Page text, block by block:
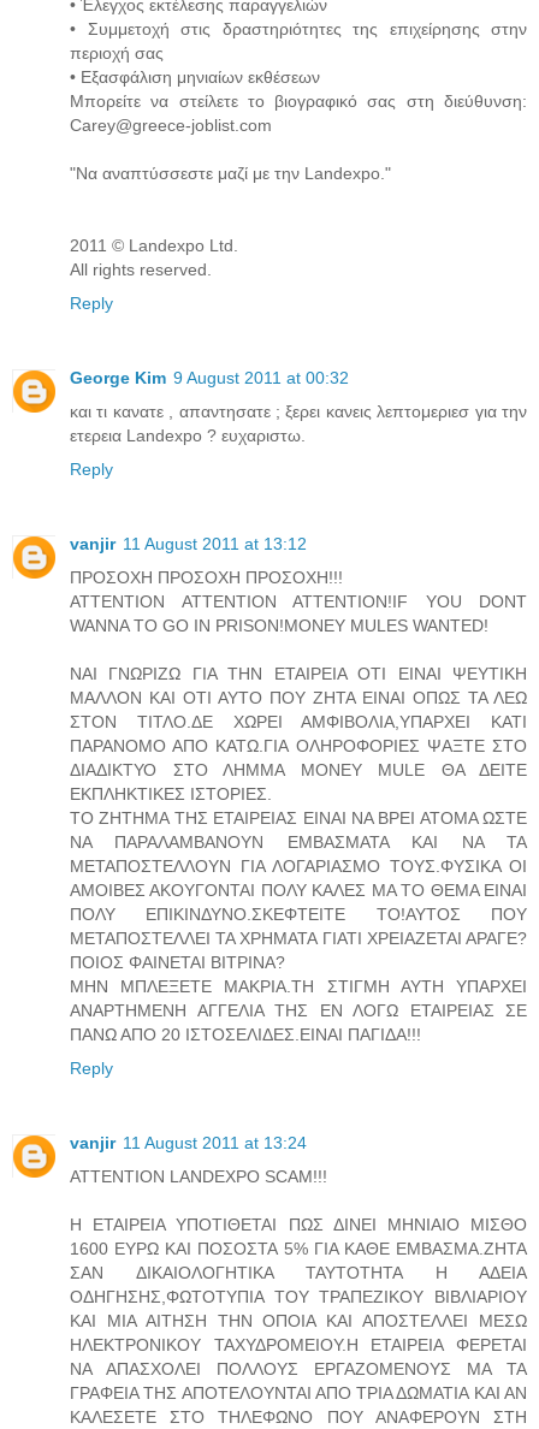
• Έλεγχος εκτέλεσης παραγγελιών
• Συμμετοχή στις δραστηριότητες της επιχείρησης στην
περιοχή σας
• Εξασφάλιση μηνιαίων εκθέσεων
Μπορείτε να στείλετε το βιογραφικό σας στη διεύθυνση:
Carey@greece-joblist.com
"Να αναπτύσσεστε μαζί με την Landexpo."
2011 © Landexpo Ltd.
All rights reserved.
Reply
George Kim 9 August 2011 at 00:32
και τι κανατε , απαντησατε ; ξερει κανεις λεπτομεριεσ για την
ετερεια Landexpo ? ευχαριστω.
Reply
vanjir 11 August 2011 at 13:12
ΠΡΟΣΟΧΗ ΠΡΟΣΟΧΗ ΠΡΟΣΟΧΗ!!!
ATTENTION ATTENTION ATTENTION!IF YOU DONT
WANNA TO GO IN PRISON!MONEY MULES WANTED!
ΝΑΙ ΓΝΩΡΙΖΩ ΓΙΑ ΤΗΝ ΕΤΑΙΡΕΙΑ ΟΤΙ ΕΙΝΑΙ ΨΕΥΤΙΚΗ
ΜΑΛΛΟΝ ΚΑΙ ΟΤΙ ΑΥΤΟ ΠΟΥ ΖΗΤΑ ΕΙΝΑΙ ΟΠΩΣ ΤΑ ΛΕΩ
ΣΤΟΝ ΤΙΤΛΟ.ΔΕ ΧΩΡΕΙ ΑΜΦΙΒΟΛΙΑ,ΥΠΑΡΧΕΙ ΚΑΤΙ
ΠΑΡΑΝΟΜΟ ΑΠΟ ΚΑΤΩ.ΓΙΑ ΟΛΗΡΟΦΟΡΙΕΣ ΨΑΞΤΕ ΣΤΟ
ΔΙΑΔΙΚΤΥΟ ΣΤΟ ΛΗΜΜΑ MONEY MULE ΘΑ ΔΕΙΤΕ
ΕΚΠΛΗΚΤΙΚΕΣ ΙΣΤΟΡΙΕΣ.
ΤΟ ΖΗΤΗΜΑ ΤΗΣ ΕΤΑΙΡΕΙΑΣ ΕΙΝΑΙ ΝΑ ΒΡΕΙ ΑΤΟΜΑ ΩΣΤΕ
ΝΑ ΠΑΡΑΛΑΜΒΑΝΟΥΝ ΕΜΒΑΣΜΑΤΑ ΚΑΙ ΝΑ ΤΑ
ΜΕΤΑΠΟΣΤΕΛΛΟΥΝ ΓΙΑ ΛΟΓΑΡΙΑΣΜΟ ΤΟΥΣ.ΦΥΣΙΚΑ ΟΙ
ΑΜΟΙΒΕΣ ΑΚΟΥΓΟΝΤΑΙ ΠΟΛΥ ΚΑΛΕΣ ΜΑ ΤΟ ΘΕΜΑ ΕΙΝΑΙ
ΠΟΛΥ ΕΠΙΚΙΝΔΥΝΟ.ΣΚΕΦΤΕΙΤΕ ΤΟ!ΑΥΤΟΣ ΠΟΥ
ΜΕΤΑΠΟΣΤΕΛΛΕΙ ΤΑ ΧΡΗΜΑΤΑ ΓΙΑΤΙ ΧΡΕΙΑΖΕΤΑΙ ΑΡΑΓΕ?
ΠΟΙΟΣ ΦΑΙΝΕΤΑΙ ΒΙΤΡΙΝΑ?
ΜΗΝ ΜΠΛΕΞΕΤΕ ΜΑΚΡΙΑ.ΤΗ ΣΤΙΓΜΗ ΑΥΤΗ ΥΠΑΡΧΕΙ
ΑΝΑΡΤΗΜΕΝΗ ΑΓΓΕΛΙΑ ΤΗΣ ΕΝ ΛΟΓΩ ΕΤΑΙΡΕΙΑΣ ΣΕ
ΠΑΝΩ ΑΠΟ 20 ΙΣΤΟΣΕΛΙΔΕΣ.ΕΙΝΑΙ ΠΑΓΙΔΑ!!!
Reply
vanjir 11 August 2011 at 13:24
ATTENTION LANDEXPO SCAM!!!
Η ΕΤΑΙΡΕΙΑ ΥΠΟΤΙΘΕΤΑΙ ΠΩΣ ΔΙΝΕΙ ΜΗΝΙΑΙΟ ΜΙΣΘΟ
1600 ΕΥΡΩ ΚΑΙ ΠΟΣΟΣΤΑ 5% ΓΙΑ ΚΑΘΕ ΕΜΒΑΣΜΑ.ΖΗΤΑ
ΣΑΝ ΔΙΚΑΙΟΛΟΓΗΤΙΚΑ ΤΑΥΤΟΤΗΤΑ Η ΑΔΕΙΑ
ΟΔΗΓΗΣΗΣ,ΦΩΤΟΤΥΠΙΑ ΤΟΥ ΤΡΑΠΕΖΙΚΟΥ ΒΙΒΛΙΑΡΙΟΥ
ΚΑΙ ΜΙΑ ΑΙΤΗΣΗ ΤΗΝ ΟΠΟΙΑ ΚΑΙ ΑΠΟΣΤΕΛΛΕΙ ΜΕΣΩ
ΗΛΕΚΤΡΟΝΙΚΟΥ ΤΑΧΥΔΡΟΜΕΙΟΥ.Η ΕΤΑΙΡΕΙΑ ΦΕΡΕΤΑΙ
ΝΑ ΑΠΑΣΧΟΛΕΙ ΠΟΛΛΟΥΣ ΕΡΓΑΖΟΜΕΝΟΥΣ ΜΑ ΤΑ
ΓΡΑΦΕΙΑ ΤΗΣ ΑΠΟΤΕΛΟΥΝΤΑΙ ΑΠΟ ΤΡΙΑ ΔΩΜΑΤΙΑ ΚΑΙ ΑΝ
ΚΑΛΕΣΕΤΕ ΣΤΟ ΤΗΛΕΦΩΝΟ ΠΟΥ ΑΝΑΦΕΡΟΥΝ ΣΤΗ